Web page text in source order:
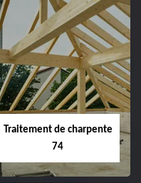
Traitement de charpente
74